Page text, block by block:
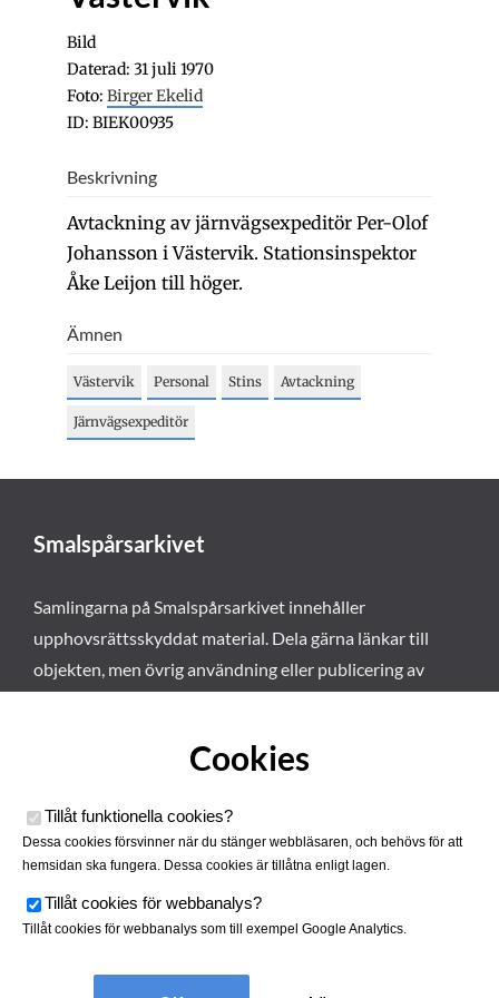
Bild
Daterad: 31 juli 1970
Foto: Birger Ekelid
ID: BIEK00935
Beskrivning
Avtackning av järnvägsexpeditör Per-Olof
Johansson i Västervik. Stationsinspektor
Åke Leijon till höger.
Ämnen
Västervik Personal Stins Avtackning
Järnvägsexpeditör
Smalspårsarkivet
Samlingarna på Smalspårsarkivet innehåller
upphovsrättsskyddat material. Dela gärna länkar till
objekten, men övrig användning eller publicering av
Cookies
Tillåt funktionella cookies?
Dessa cookies försvinner när du stänger webbläsaren, och behövs för att
hemsidan ska fungera. Dessa cookies är tillåtna enligt lagen.
Tillåt cookies för webbanalys?
Tillåt cookies för webbanalys som till exempel Google Analytics.